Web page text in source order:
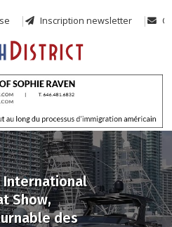
Inscription newsletter
International
Show,
des